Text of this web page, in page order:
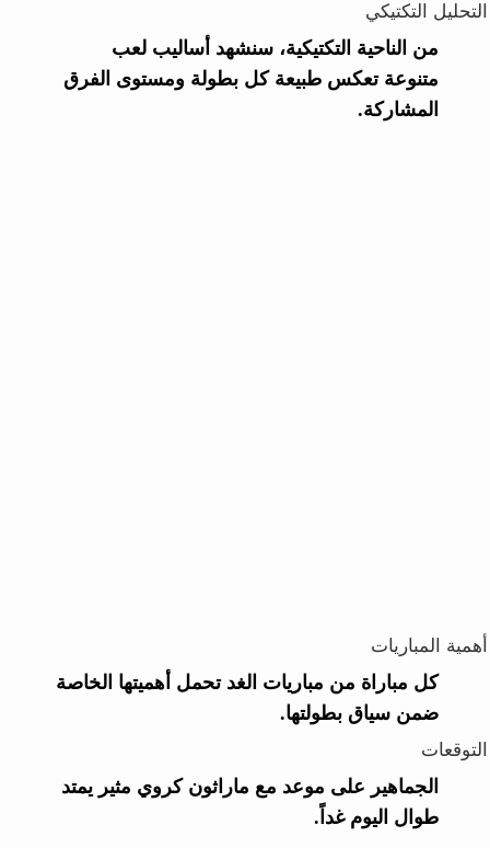
التحليل التكتيكي
من الناحية التكتيكية، سنشهد أساليب لعب
متنوعة تعكس طبيعة كل بطولة ومستوى الفرق
المشاركة.
أهمية المباريات
كل مباراة من مباريات الغد تحمل أهميتها الخاصة
ضمن سياق بطولتها.
التوقعات
الجماهير على موعد مع ماراثون كروي مثير يمتد
طوال اليوم غداً.